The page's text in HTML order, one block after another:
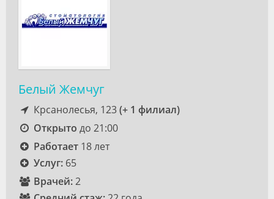
Белый Жемчуг
Крсанолесья, 123(+ 1 филиал)
Открыто до 21:00
Работает18 лет
Услуг:65
Врачей:2